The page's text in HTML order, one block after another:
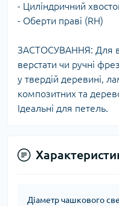
- Циліндричний
- Оберти праві (RH)
ЗАСТОСУВАННЯ: Для
верстати чи ручні
у твердій деревині,
композитних та
Ідеальні для петель.
Діаметр чашкового